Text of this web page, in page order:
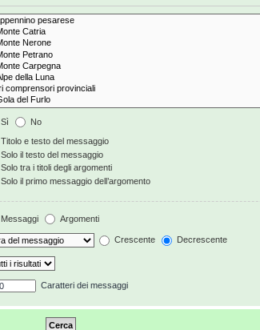
Sì No
Titolo e testo del messaggio
Solo il testo del messaggio
Solo tra i titoli degli argomenti
Solo il primo messaggio dell’argomento
Messaggi Argomenti
Crescente Decrescente
Caratteri dei messaggi